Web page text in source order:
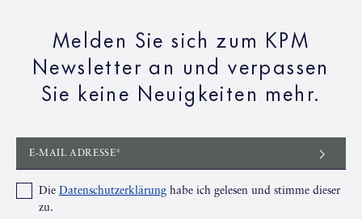
Melden Sie sich zum KPM
Newsletter an und verpassen
Sie keine Neuigkeiten mehr.
E-MAIL ADRESSE*
Die Datenschutzerklärung habe ich gelesen und stimme dieser
zu.